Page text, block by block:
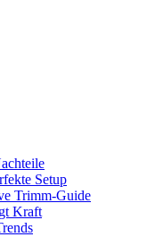
Setup
Trimm-Guide
Kraft